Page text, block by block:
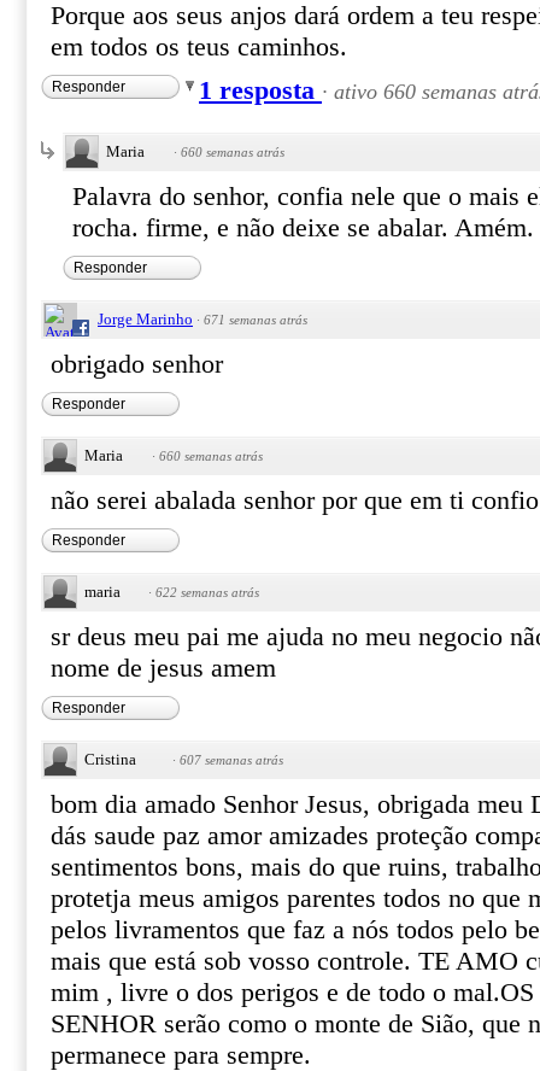
Porque aos seus anjos dará ordem a teu
em todos os teus caminhos.
Responder 1 resposta · ativo 660 semanas
Maria · 660 semanas atrás
Palavra do senhor, confia nele que o mais
rocha. firme, e não deixe se abalar. Amém.
Responder
Jorge Marinho · 671 semanas atrás
obrigado senhor
Responder
Maria · 660 semanas atrás
não serei abalada senhor por que em ti
Responder
maria · 622 semanas atrás
sr deus meu pai me ajuda no meu negocio
nome de jesus amem
Responder
Cristina · 607 semanas atrás
bom dia amado Senhor Jesus, obrigada meu
dás saude paz amor amizades proteção
sentimentos bons, mais do que ruins,
protetja meus amigos parentes todos no que
pelos livramentos que faz a nós todos pelo
mais que está sob vosso controle. TE AMO
mim , livre o dos perigos e de todo o
SENHOR serão como o monte de Sião, que
permanece para sempre.